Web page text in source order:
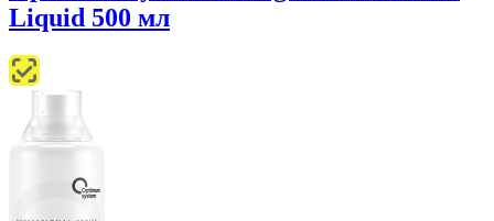
Liquid 500 мл